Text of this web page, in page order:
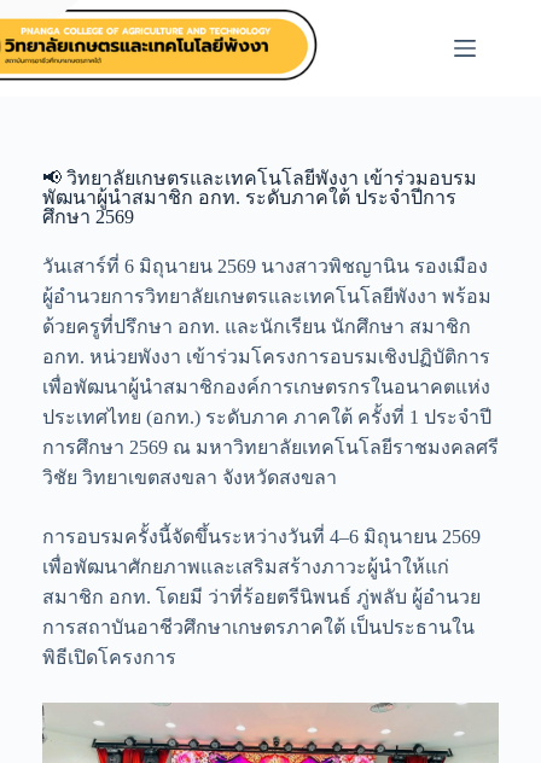
📢 วิทยาลัยเกษตรและเทคโนโลยีพังงา เข้าร่วมอบรม
พัฒนาผู้นำสมาชิก อกท. ระดับภาคใต้ ประจำปีการ
ศึกษา 2569
วันเสาร์ที่ 6 มิถุนายน 2569 นางสาวพิชญานิน รองเมือง
ผู้อำนวยการวิทยาลัยเกษตรและเทคโนโลยีพังงา พร้อม
ด้วยครูที่ปรึกษา อกท. และนักเรียน นักศึกษา สมาชิก
อกท. หน่วยพังงา เข้าร่วมโครงการอบรมเชิงปฏิบัติการ
เพื่อพัฒนาผู้นำสมาชิกองค์การเกษตรกรในอนาคตแห่ง
ประเทศไทย (อกท.) ระดับภาค ภาคใต้ ครั้งที่ 1 ประจำปี
การศึกษา 2569 ณ มหาวิทยาลัยเทคโนโลยีราชมงคลศรี
วิชัย วิทยาเขตสงขลา จังหวัดสงขลา
การอบรมครั้งนี้จัดขึ้นระหว่างวันที่ 4–6 มิถุนายน 2569
เพื่อพัฒนาศักยภาพและเสริมสร้างภาวะผู้นำให้แก่
สมาชิก อกท. โดยมี ว่าที่ร้อยตรีนิพนธ์ ภู่พลับ ผู้อำนวย
การสถาบันอาชีวศึกษาเกษตรภาคใต้ เป็นประธานใน
พิธีเปิดโครงการ